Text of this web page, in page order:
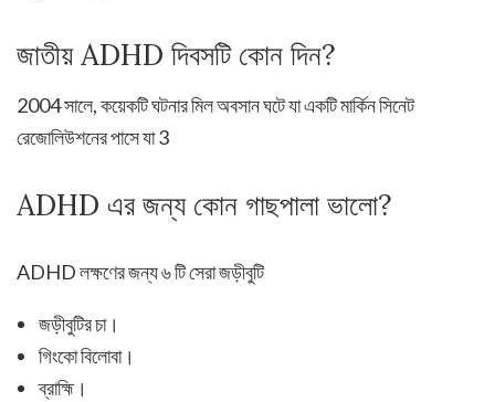
জাতীয় ADHD দিবসটি কোন দিন?
2004 সালে, কয়েকটি ঘটনার মিল অবসান ঘটে যা একটি মার্কিন সিনেট
রেজোলিউশনের পাসে যা 3
ADHD এর জন্য কোন গাছপালা ভালো?
ADHD লক্ষণের জন্য ৬ টি সেরা জড়ীবুটি
জড়ীবুটির চা।
গিংকো বিলোবা।
ব্রাহ্মি।